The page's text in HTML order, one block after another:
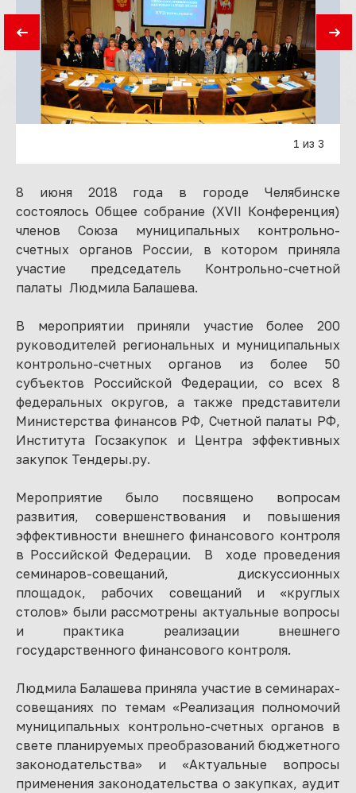
1 из 3
8 июня 2018 года в городе Челябинске
состоялось Общее собрание (XVII Конференция)
членов Союза муниципальных контрольно-
счетных органов России, в котором приняла
участие председатель Контрольно-счетной
палаты Людмила Балашева.
В мероприятии приняли участие более 200
руководителей региональных и муниципальных
контрольно-счетных органов из более 50
субъектов Российской Федерации, со всех 8
федеральных округов, а также представители
Министерства финансов РФ, Счетной палаты РФ,
Института Госзакупок и Центра эффективных
закупок Тендеры.ру.
Мероприятие было посвящено вопросам
развития, совершенствования и повышения
эффективности внешнего финансового контроля
в Российской Федерации. В ходе проведения
семинаров-совещаний, дискуссионных
площадок, рабочих совещаний и «круглых
столов» были рассмотрены актуальные вопросы
и практика реализации внешнего
государственного финансового контроля.
Людмила Балашева приняла участие в семинарах-
совещаниях по темам «Реализация полномочий
муниципальных контрольно-счетных органов в
свете планируемых преобразований бюджетного
законодательства» и «Актуальные вопросы
применения законодательства о закупках, аудит